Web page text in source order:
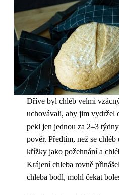
Dříve byl chléb velmi
uchovávali, aby jim vydržel
pekl jen jednou za 2–3
pověr. Předtím, než se
křížky jako požehnání a
Krájení chleba rovně
chleba bodl, mohl čekat